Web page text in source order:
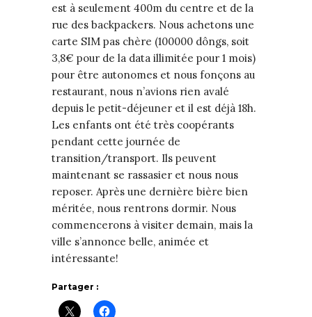
est à seulement 400m du centre et de la
rue des backpackers. Nous achetons une
carte SIM pas chère (100000 dôngs, soit
3,8€ pour de la data illimitée pour 1 mois)
pour être autonomes et nous fonçons au
restaurant, nous n’avions rien avalé
depuis le petit-déjeuner et il est déjà 18h.
Les enfants ont été très coopérants
pendant cette journée de
transition/transport. Ils peuvent
maintenant se rassasier et nous nous
reposer. Après une dernière bière bien
méritée, nous rentrons dormir. Nous
commencerons à visiter demain, mais la
ville s’annonce belle, animée et
intéressante!
Partager :